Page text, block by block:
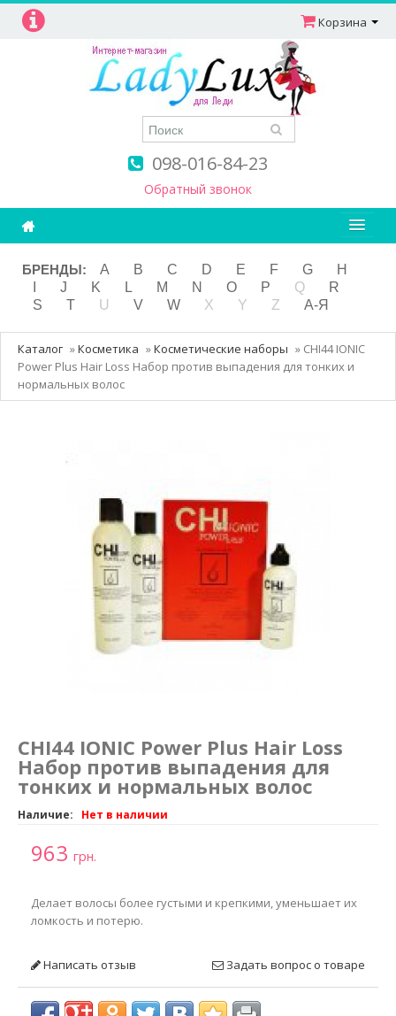
098-016-84-23
Обратный звонок
Корзина
Ароматерапия
Витамины
Детям и мамам
Косметика
Маникюр и педикюр
БРЕНДЫ: A B C D E F G
H
J K L M N O P Q
R
S
T U V W X Y Z А-Я
Каталог »Косметика »Косметические наборы » CHI44 IONIC
Power Plus Hair Loss Набор против выпадения для тонких и
нормальных волос
CHI44 IONIC Power Plus Hair Loss
Набор против выпадения для
тонких и нормальных волос
Наличие: Нет в наличии
963 грн.
Делает волосы более густыми и крепкими, уменьшает их
ломкость и потерю.
Написать отзыв Задать вопрос о товаре